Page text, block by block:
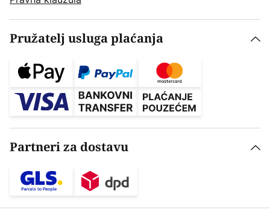
Pružatelj usluga plaćanja
Partneri za dostavu